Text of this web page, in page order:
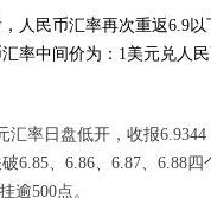
人民币汇率再次重返6.9
率中间价为：1美元兑人
率日盘低开，收报
6.85、6.86、6.87、6.88
逾500点。